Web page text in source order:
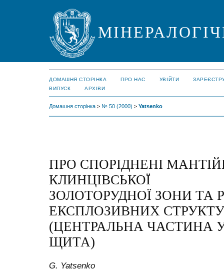
ДОМАШНЯ СТОРІНКА ПРО НАС УВІЙТИ
ВИПУСК
АРХІВИ
Домашня сторінка > № 50 (2000) > Yatsenko
ПРО СПОРІДНЕНІ
КЛИНЦІВСЬКОЇ
ЗОЛОТОРУДНОЇ ЗОНИ ТА
ЕКСПЛОЗИВНИХ
(ЦЕНТРАЛЬНА ЧАСТИНА
ЩИТА)
G. Yatsenko